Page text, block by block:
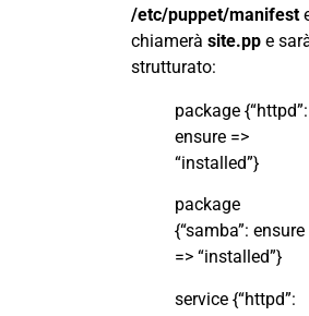
/etc/puppet/manifest
chiamerà site.pp e
strutturato:
package {“httpd”:
ensure =>
“installed”}
package
{“samba”: ensure
=> “installed”}
service {“httpd”: